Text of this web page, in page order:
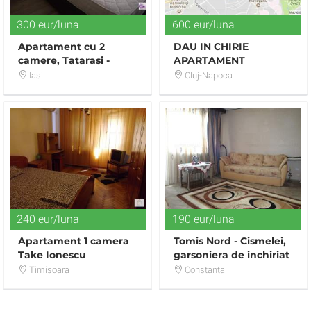
300 eur/luna
Apartament cu 2
camere, Tatarasi -
Penta Rezidential
Iasi
600 eur/luna
DAU IN CHIRIE
APARTAMENT
ULTRACENTRAL, IN
Cluj-Napoca
240 eur/luna
Apartament 1 camera
Take Ionescu
Timisoara
190 eur/luna
Tomis Nord - Cismelei,
garsoniera de inchiriat
Constanta